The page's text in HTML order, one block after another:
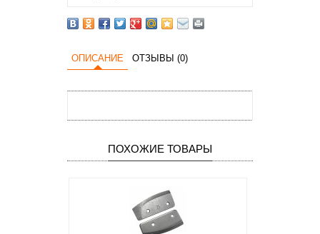
ОПИСАНИЕ ОТЗЫВЫ (0)
ПОХОЖИЕ ТОВАРЫ